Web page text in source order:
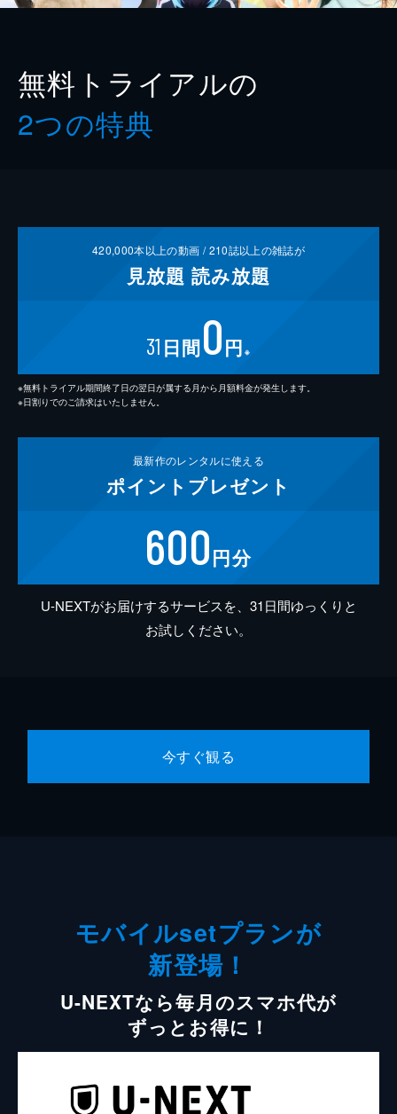
無料トライアルの
2つの特典
420,000本以上の動画 /210誌以上の雑誌が
見放題 読み放題
31 日間0円 ※
※無料トライアル期間終了日の翌日が属する月から月額料金が発生します。
※日割りでのご請求はいたしません。
最新作のレンタルに使える
ポイント プレゼント
600円分
U-NEXTがお届けするサービスを、31日間ゆっくりと
お試しください。
今すぐ観る
モバイルsetプランが
新登場！
U-NEXTなら毎月のスマホ代が
ずっとお得に！